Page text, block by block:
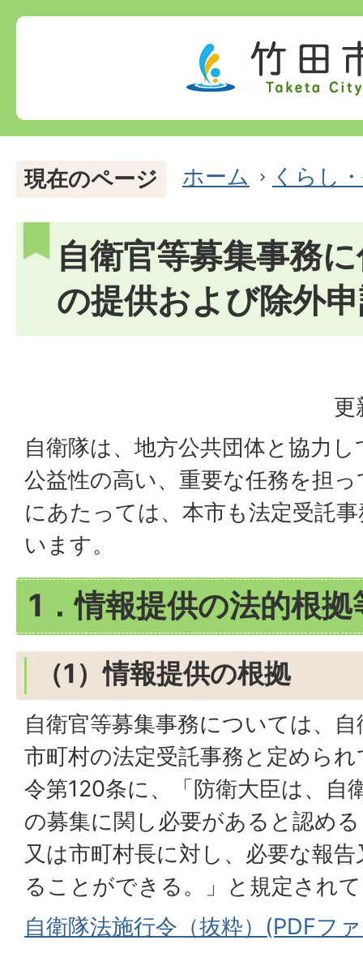
現在のページ ホーム くらし
自衛官等募集事務
の提供および除外
更
自衛隊は、地方公共団体と協力
公益性の高い、重要な任務を担
にあたっては、本市も法定受託
います。
1．情報提供の法的根拠
（1）情報提供の根拠
自衛官等募集事務については、
市町村の法定受託事務と定めら
令第120条に、「防衛大臣は、自
の募集に関し必要があると認め
又は市町村長に対し、必要な報
ることができる。」と規定され
自衛隊法施行令（抜粋）(PDFフ